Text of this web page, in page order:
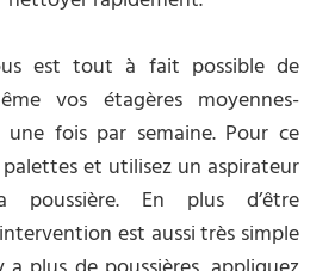
est tout à fait possible de
vos étagères moyennes-
fois par semaine. Pour ce
et utilisez un aspirateur
poussière. En plus d’être
est aussi très simple